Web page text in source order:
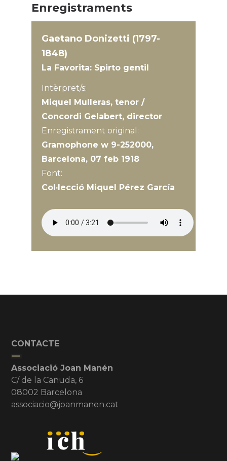
Enregistraments
Gaetano Donizetti (1797-
1848)
La Favorita: Spirto gentil
Intèrpret/s:
Miquel Mulleras, tenor /
Concordi Gelabert, director
Enregistrament original:
Gramophone w 9-252000,
Barcelona, 07 feb 1918
Font:
Col·lecció Miquel Pérez García
CONTACTE
Associació Joan Manén
C/ de la Canuda, 6
08002 Barcelona
associacio@joanmanen.cat